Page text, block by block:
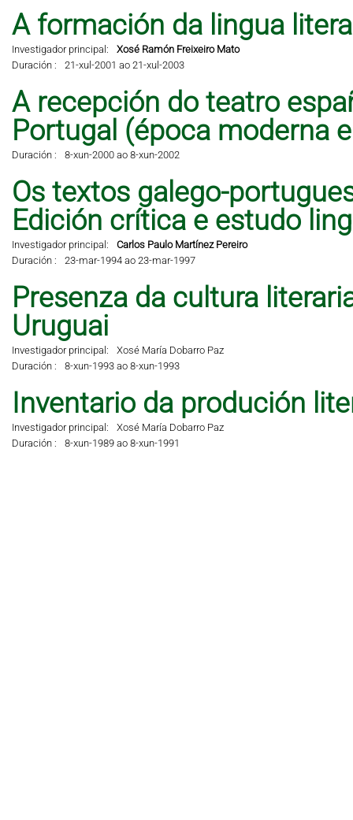
A formación da lingua
Investigador principal:
Xosé Ramón Freixeiro Mato
Duración :
21-xul-2001 ao 21-xul-2003
A recepción do teatro
Portugal (época moderna
Duración : 8-xun-2000 ao 8-xun-2002
Os textos galego-
Edición crítica e estudo
Investigador principal:
Carlos Paulo Martínez Pereiro
Duración :
23-mar-1994 ao 23-mar-1997
Presenza da cultura
Uruguai
Investigador principal:
Xosé María Dobarro Paz
Duración :
8-xun-1993 ao 8-xun-1993
Inventario da produción
Investigador principal:
Xosé María Dobarro Paz
Duración :
8-xun-1989 ao 8-xun-1991